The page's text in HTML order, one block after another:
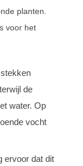
planten.
voor het
de
water. Op
vocht
ervoor dat dit